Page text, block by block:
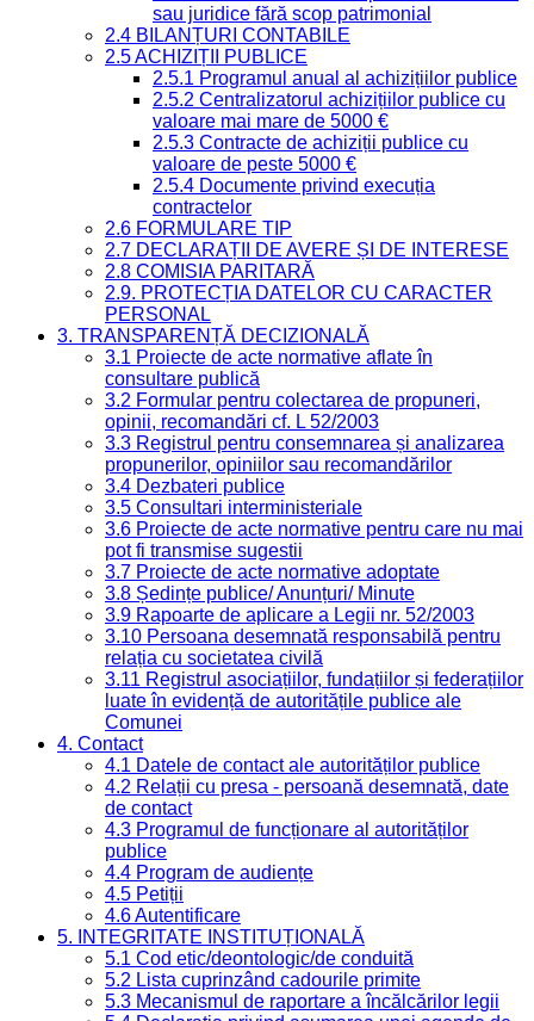
sau juridice fără scop patrimonial
2.4 BILANȚURI CONTABILE
2.5 ACHIZIȚII PUBLICE
2.5.1 Programul anual al achizițiilor publice
2.5.2 Centralizatorul achizițiilor publice cu
valoare mai mare de 5000 €
2.5.3 Contracte de achiziții publice cu
valoare de peste 5000 €
2.5.4 Documente privind execuția
contractelor
2.6 FORMULARE TIP
2.7 DECLARAȚII DE AVERE ȘI DE INTERESE
2.8 COMISIA PARITARĂ
2.9. PROTECȚIA DATELOR CU CARACTER
PERSONAL
3. TRANSPARENȚĂ DECIZIONALĂ
3.1 Proiecte de acte normative aflate în
consultare publică
3.2 Formular pentru colectarea de propuneri,
opinii, recomandări cf. L 52/2003
3.3 Registrul pentru consemnarea și analizarea
propunerilor, opiniilor sau recomandărilor
3.4 Dezbateri publice
3.5 Consultari interministeriale
3.6 Proiecte de acte normative pentru care nu mai
pot fi transmise sugestii
3.7 Proiecte de acte normative adoptate
3.8 Ședințe publice/ Anunțuri/ Minute
3.9 Rapoarte de aplicare a Legii nr. 52/2003
3.10 Persoana desemnată responsabilă pentru
relația cu societatea civilă
3.11 Registrul asociațiilor, fundațiilor și federațiilor
luate în evidență de autoritățile publice ale
Comunei
4. Contact
4.1 Datele de contact ale autorităților publice
4.2 Relații cu presa - persoană desemnată, date
de contact
4.3 Programul de funcționare al autorităților
publice
4.4 Program de audiențe
4.5 Petiții
4.6 Autentificare
5. INTEGRITATE INSTITUȚIONALĂ
5.1 Cod etic/deontologic/de conduită
5.2 Lista cuprinzând cadourile primite
5.3 Mecanismul de raportare a încălcărilor legii